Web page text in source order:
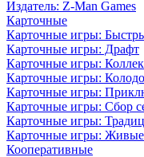
Издатель: Z-Man Games
Карточные
Карточные игры:
Карточные игры: Драфт
Карточные игры:
Карточные игры:
Карточные игры:
Карточные игры: Сбор
Карточные игры:
Карточные игры:
Кооперативные